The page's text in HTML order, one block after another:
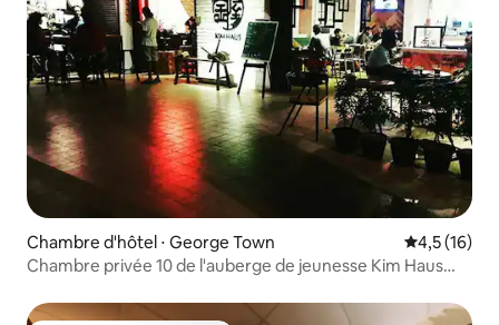
Chambre d'hôtel ⋅ George Town Évaluation
4,5 (16)
Chambre privée 10 de l'auberge de jeunesse Kim Haus